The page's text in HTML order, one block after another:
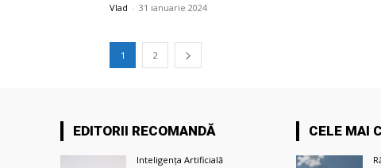
Vlad - 31 ianuarie 2024
1 2
EDITORII RECOMANDĂ
Inteligența Artificială
CELE MAI